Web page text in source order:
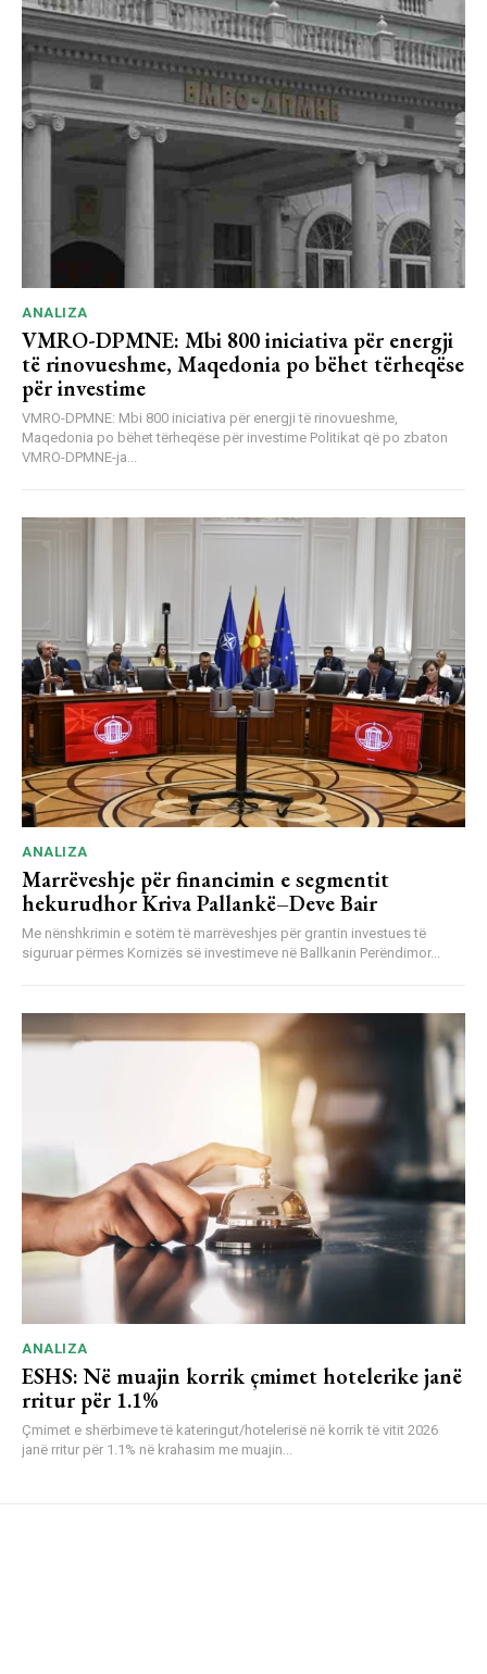
ANALIZA
VMRO-DPMNE: Mbi 800 iniciativa për energji
të rinovueshme, Maqedonia po bëhet tërheqëse
për investime
VMRO-DPMNE: Mbi 800 iniciativa për energji të rinovueshme,
Maqedonia po bëhet tërheqëse për investime Politikat që po zbaton
VMRO-DPMNE-ja...
ANALIZA
Marrëveshje për financimin e segmentit
hekurudhor Kriva Pallankë–Deve Bair
Me nënshkrimin e sotëm të marrëveshjes për grantin investues të
siguruar përmes Kornizës së investimeve në Ballkanin Perëndimor...
ANALIZA
ESHS: Në muajin korrik çmimet hotelerike janë
rritur për 1.1%
Çmimet e shërbimeve të kateringut/hotelerisë në korrik të vitit 2026
janë rritur për 1.1% në krahasim me muajin...